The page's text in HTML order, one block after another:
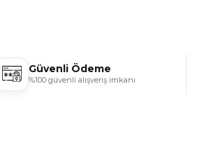
Güvenli Ödeme
%100 güvenli alışveriş imkanı